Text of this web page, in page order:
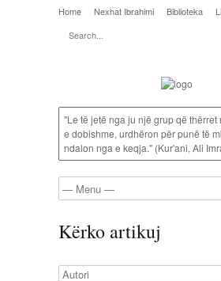
Home Nexhat Ibrahimi Biblioteka
"Le të jetë nga ju një grup që thërret
e dobishme, urdhëron për punë të
ndalon nga e keqja." (Kur'ani, Ali
Kërko artikuj